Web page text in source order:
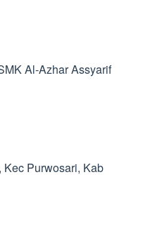
Al-Azhar Assyarif
Kec Purwosari, Kab